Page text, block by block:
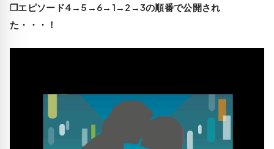
❒エピソード4→5→6→1→2→3の順番で公開され
た・・・！